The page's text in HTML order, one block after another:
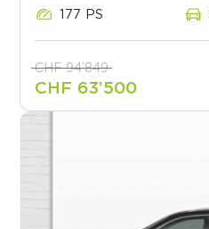
177 PS
CHF 94’849
CHF 63’500